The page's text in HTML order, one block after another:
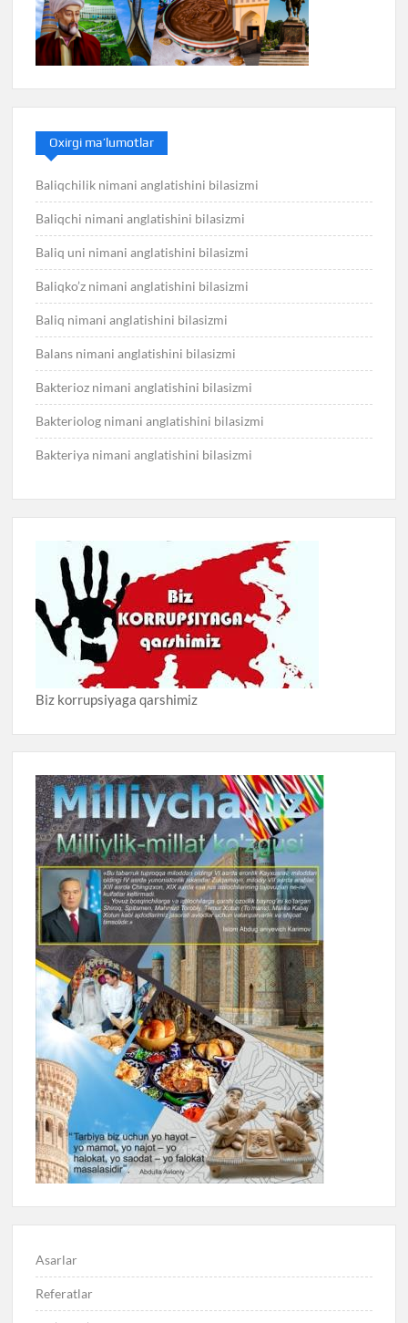
Oxirgi ma’lumotlar
Baliqchilik nimani anglatishini bilasizmi
Baliqchi nimani anglatishini bilasizmi
Baliq uni nimani anglatishini bilasizmi
Baliqko’z nimani anglatishini bilasizmi
Baliq nimani anglatishini bilasizmi
Balans nimani anglatishini bilasizmi
Bakterioz nimani anglatishini bilasizmi
Bakteriolog nimani anglatishini bilasizmi
Bakteriya nimani anglatishini bilasizmi
Biz korrupsiyaga qarshimiz
Asarlar
Referatlar